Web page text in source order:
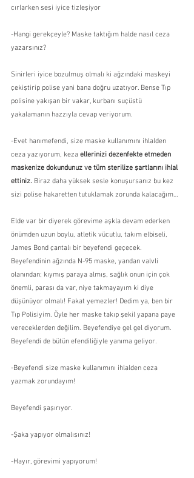
cırlarken sesi iyice tizleşiyor
-Hangi gerekçeyle? Maske taktığım halde nasıl ceza
yazarsınız?
Sinirleri iyice bozulmuş olmalı ki ağzındaki maskeyi
çekiştirip polise yani bana doğru uzatıyor. Bense Tıp
polisine yakışan bir vakar, kurbanı suçüstü
yakalamanın hazzıyla cevap veriyorum.
-Evet hanımefendi, size maske kullanımını ihlalden
ceza yazıyorum, keza ellerinizi dezenfekte etmeden
maskenize dokundunuz ve tüm sterilize şartlarını ihlal
ettiniz. Biraz daha yüksek sesle konuşursanız bu kez
sizi polise hakaretten tutuklamak zorunda kalacağım…
Elde var bir diyerek görevime aşkla devam ederken
önümden uzun boylu, atletik vücutlu, takım elbiseli,
James Bond çantalı bir beyefendi geçecek.
Beyefendinin ağzında N-95 maske, yandan valvli
olanından; kıymış paraya almış, sağlık onun için çok
önemli, parası da var, niye takmayayım ki diye
düşünüyor olmalı! Fakat yemezler! Dedim ya, ben bir
Tıp Polisiyim. Öyle her maske takıp şekil yapana paye
vereceklerden değilim. Beyefendiye gel gel diyorum.
Beyefendi de bütün efendiliğiyle yanıma geliyor.
-Beyefendi size maske kullanımını ihlalden ceza
yazmak zorundayım!
Beyefendi şaşırıyor.
-Şaka yapıyor olmalısınız!
-Hayır, görevimi yapıyorum!